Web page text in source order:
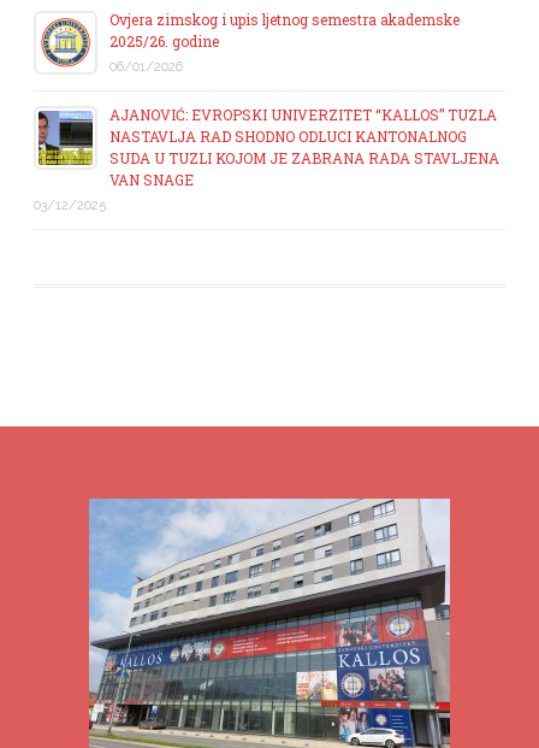
Ovjera zimskog i upis ljetnog semestra akademske
2025/26. godine
06/01/2026
AJANOVIĆ: EVROPSKI UNIVERZITET “KALLOS” TUZLA
NASTAVLJA RAD SHODNO ODLUCI KANTONALNOG
SUDA U TUZLI KOJOM JE ZABRANA RADA STAVLJENA
VAN SNAGE
03/12/2025